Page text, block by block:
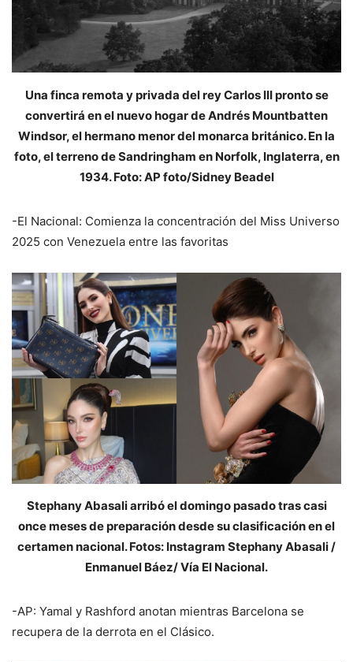
Una finca remota y privada del rey Carlos III pronto se
convertirá en el nuevo hogar de Andrés Mountbatten
Windsor, el hermano menor del monarca británico. En la
foto, el terreno de Sandringham en Norfolk, Inglaterra, en
1934. Foto: AP foto/Sidney Beadel
-El Nacional: Comienza la concentración del Miss Universo
2025 con Venezuela entre las favoritas
Stephany Abasali arribó el domingo pasado tras casi
once meses de preparación desde su clasificación en el
certamen nacional. Fotos: Instagram Stephany Abasali /
Enmanuel Báez/ Vía El Nacional.
-AP: Yamal y Rashford anotan mientras Barcelona se
recupera de la derrota en el Clásico.